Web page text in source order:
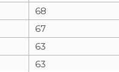
68
67
63
63